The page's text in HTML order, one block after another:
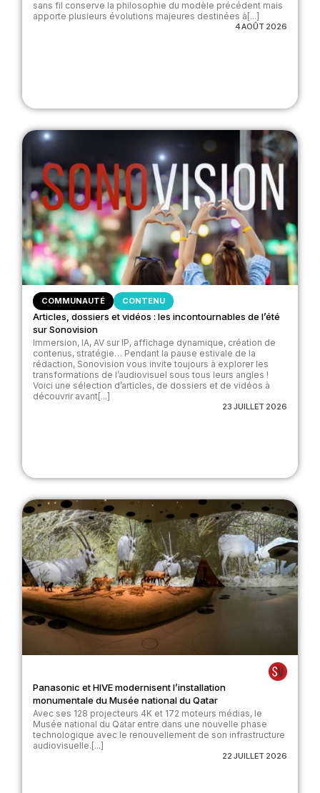
sans fil conserve la philosophie du modèle précédent mais
apporte plusieurs évolutions majeures destinées à[...]
4 AOÛT 2026
COMMUNAUTÉ CONTENU
Articles, dossiers et vidéos : les incontournables de l’été
sur Sonovision
Immersion, IA, AV sur IP, affichage dynamique, création de
contenus, stratégie… Pendant la pause estivale de la
rédaction, Sonovision vous invite toujours à explorer les
transformations de l’audiovisuel sous tous leurs angles !
Voici une sélection d’articles, de dossiers et de vidéos à
découvrir avant[...]
23 JUILLET 2026
Panasonic et HIVE modernisent l’installation
monumentale du Musée national du Qatar
Avec ses 128 projecteurs 4K et 172 moteurs médias, le
Musée national du Qatar entre dans une nouvelle phase
technologique avec le renouvellement de son infrastructure
audiovisuelle.[...]
22 JUILLET 2026